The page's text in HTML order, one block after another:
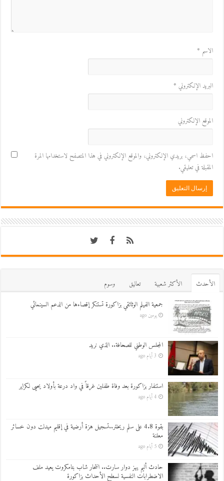
الاسم *
البريد الإلكتروني *
الموقع الإلكتروني
احفظ اسمي، بريدي الإلكتروني، والموقع الإلكتروني في هذا المتصفح لاستخدامها المرة
المقبلة في تعليقي.
اﻷحدث اﻷكثر شعبية تعاليق
وسوم
جمعية الفيلم الوثائقي بزاكورة تستنكر إقصاءها من الدعم السينمائي
يومين ago
المجلس الوطني للصحافة.. الذي نريد
3 أيام ago
استنفار بزاكورة بعد وفاة طفلين غرقاً في واد درعة بأولاد يحيى لكراير
4 أيام ago
بقوة 4.8 على سلم ريختر..تسجيل هزة أرضية في إقليم ميدلت دون خسائر
معلنة
5 أيام ago
حادث أليم يهز دوار سارت.. انتحار شاب بتامكروت يعيد ملف
الاضطرابات النفسية لسطح الأحداث بزاكورة